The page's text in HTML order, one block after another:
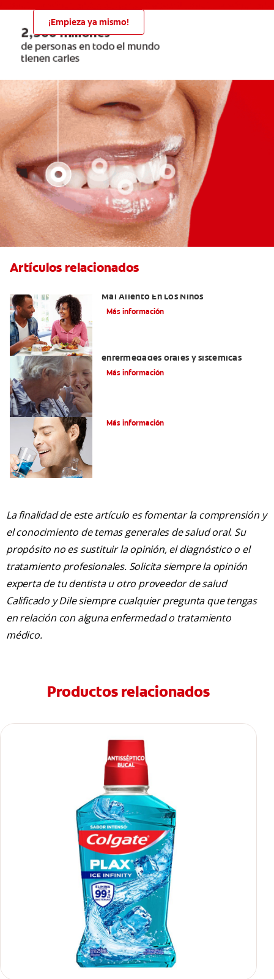
¡Empieza ya mismo!
Artículos relacionados
Mal Aliento En Los Niños
Más información
enfermedades orales y sistémicas
Más información
Más información
La finalidad de este artículo es fomentar la comprensión y
el conocimiento de temas generales de salud oral. Su
propósito no es sustituir la opinión, el diagnóstico o el
tratamiento profesionales. Solicita siempre la opinión
experta de tu dentista u otro proveedor de salud
Calificado y Dile siempre cualquier pregunta que tengas
en relación con alguna enfermedad o tratamiento
médico.
Productos relacionados